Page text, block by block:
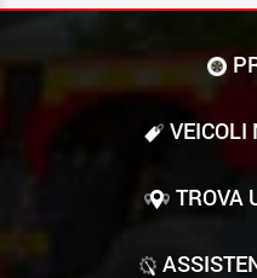
VEICOLI
TROVA